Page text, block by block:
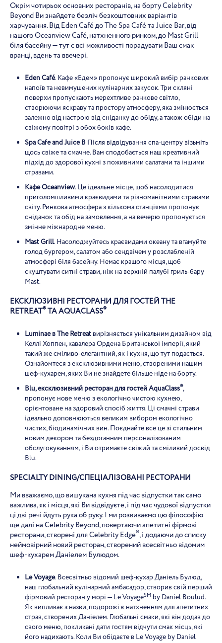
Окрім чотирьох основних ресторанів, на борту Celebrity
Beyond Ви знайдете безліч безкоштовних варіантів
харчування. Від Eden Café до The Spa Café та Juice Bar, від
нашого Oceanview Café, натхненного ринком, до Mast Grill
біля басейну — тут є всі можливості порадувати Ваш смак
вранці, вдень та ввечері.
Eden Café. Кафе «Едем» пропонує широкий вибір ранкових
напоїв та невимушених кулінарних закусок. Три скляні
поверхи пропускають мерехтливе ранкове світло,
створюючи яскраву та простору атмосферу, яка змінюється
залежно від настрою від сніданку до обіду, а також обіди на
свіжому повітрі з обох боків кафе.
Spa Cafe and Juice B Після відвідування спа-центру візьміть
щось свіже та смачне. Вам сподобається наш креативний
підхід до здорової кухні з поживними салатами та іншими
стравами.
Кафе Oceanview. Це ідеальне місце, щоб насолодитися
приголомшливими краєвидами та різноманітними стравами
світу. Ринкова атмосфера з кількома станціями пропонує
сніданок та обід на замовлення, а на вечерю пропонується
змінне міжнародне меню.
Mast Grill. Насолоджуйтесь краєвидами океану та вгамуйте
голод бургером, салатом або сендвічем у розслабленій
атмосфері біля басейну. Немає кращого місця, щоб
скуштувати ситні страви, ніж на верхній палубі гриль-бару
Mast.
ЕКСКЛЮЗИВНІ РЕСТОРАНИ ДЛЯ ГОСТЕЙ THE
RETREAT®ТА AQUACLASS®
LuminaeвThe Retreat вирізняється унікальним дизайном від
Келлі Хоппен, кавалера Ордена Британської імперії, який
такий же сміливо-елегантний, як і кухня, що тут подається.
Ознайомтеся з ексклюзивними меню, створеними нашим
шеф-кухарем, яких Ви не знайдете більше ніде на борту.
Blu, ексклюзивний ресторан для гостей AquaClass®,
пропонує нове меню з екологічно чистою кухнею,
орієнтоване на здоровий спосіб життя. Ці смачні страви
ідеально доповнюються великим вибором екологічно
чистих, біодинамічних вин. Поєднайте все це зі стильним
новим декором та бездоганним персоналізованим
обслуговуванням, і Ви отримаєте свіжий та сміливий досвід
Blu.
SPECIALTYDINING/СПЕЦІАЛІЗОВАНІ РЕСТОРАНИ
Ми вважаємо, що вишукана кухня під час відпустки так само
важлива, як і місця, які Ви відвідуєте, і під час чудової відпустки
ці дві речі йдуть рука об руку. І ми розвиваємо цю філософію
ще далі на Celebrity Beyond, повертаючи апетитні фірмові
ресторани, створені для Celebrity Edge®, і додаючи до списку
неймовірний новий ресторан, створений всесвітньо відомим
шеф-кухарем Даніелем Булюдом.
Le Voyage. Всесвітньо відомий шеф-кухар Даніель Булюд,
наш глобальний кулінарний амбасадор, створив свій перший
фірмовий ресторан у морі — Le VoyageSM by Daniel Boulud.
Як випливає з назви, подорожі є натхненням для апетитних
страв, створених Даніелем. Глобальні смаки, які він додав до
свого меню, покликані дати гостям відчути смак місць, які
його надихають. Коли Ви обідаєте в Le Voyage by Daniel